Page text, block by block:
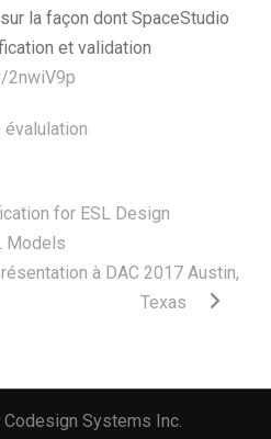
la façon dont SpaceStudio
et validation
2nwiV9p
évalulation
for ESL Design
Models
à DAC 2017 Austin,
Texas
Systems Inc.